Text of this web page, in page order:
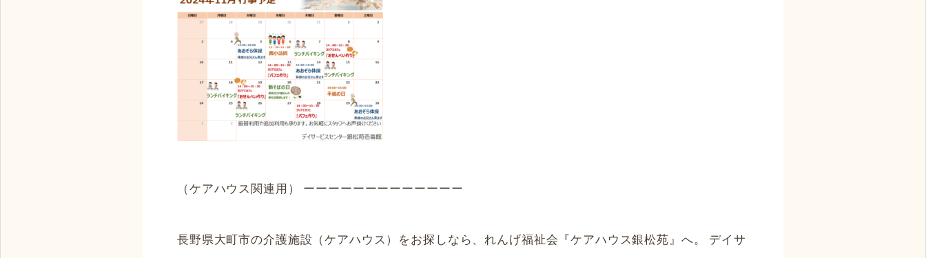
（ケアハウス関連用） ーーーーーーーーーーーーー
長野県大町市の介護施設（ケアハウス）をお探しなら、れんげ福祉会『ケアハウス銀松苑』へ。 デイサ